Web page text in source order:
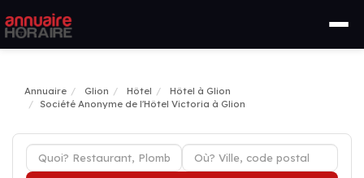
Annuaire Glion Hôtel
Hôtel à Glion
Société Anonyme de l'Hôtel Victoria à Glion